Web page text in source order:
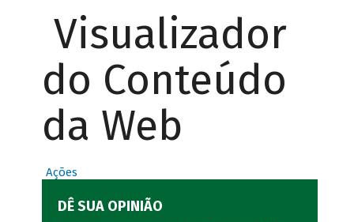
Visualizador
do Conteúdo
da Web
Ações
DÊ SUA OPINIÃO